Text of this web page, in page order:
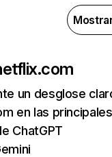
un desglose
en las
ChatGPT